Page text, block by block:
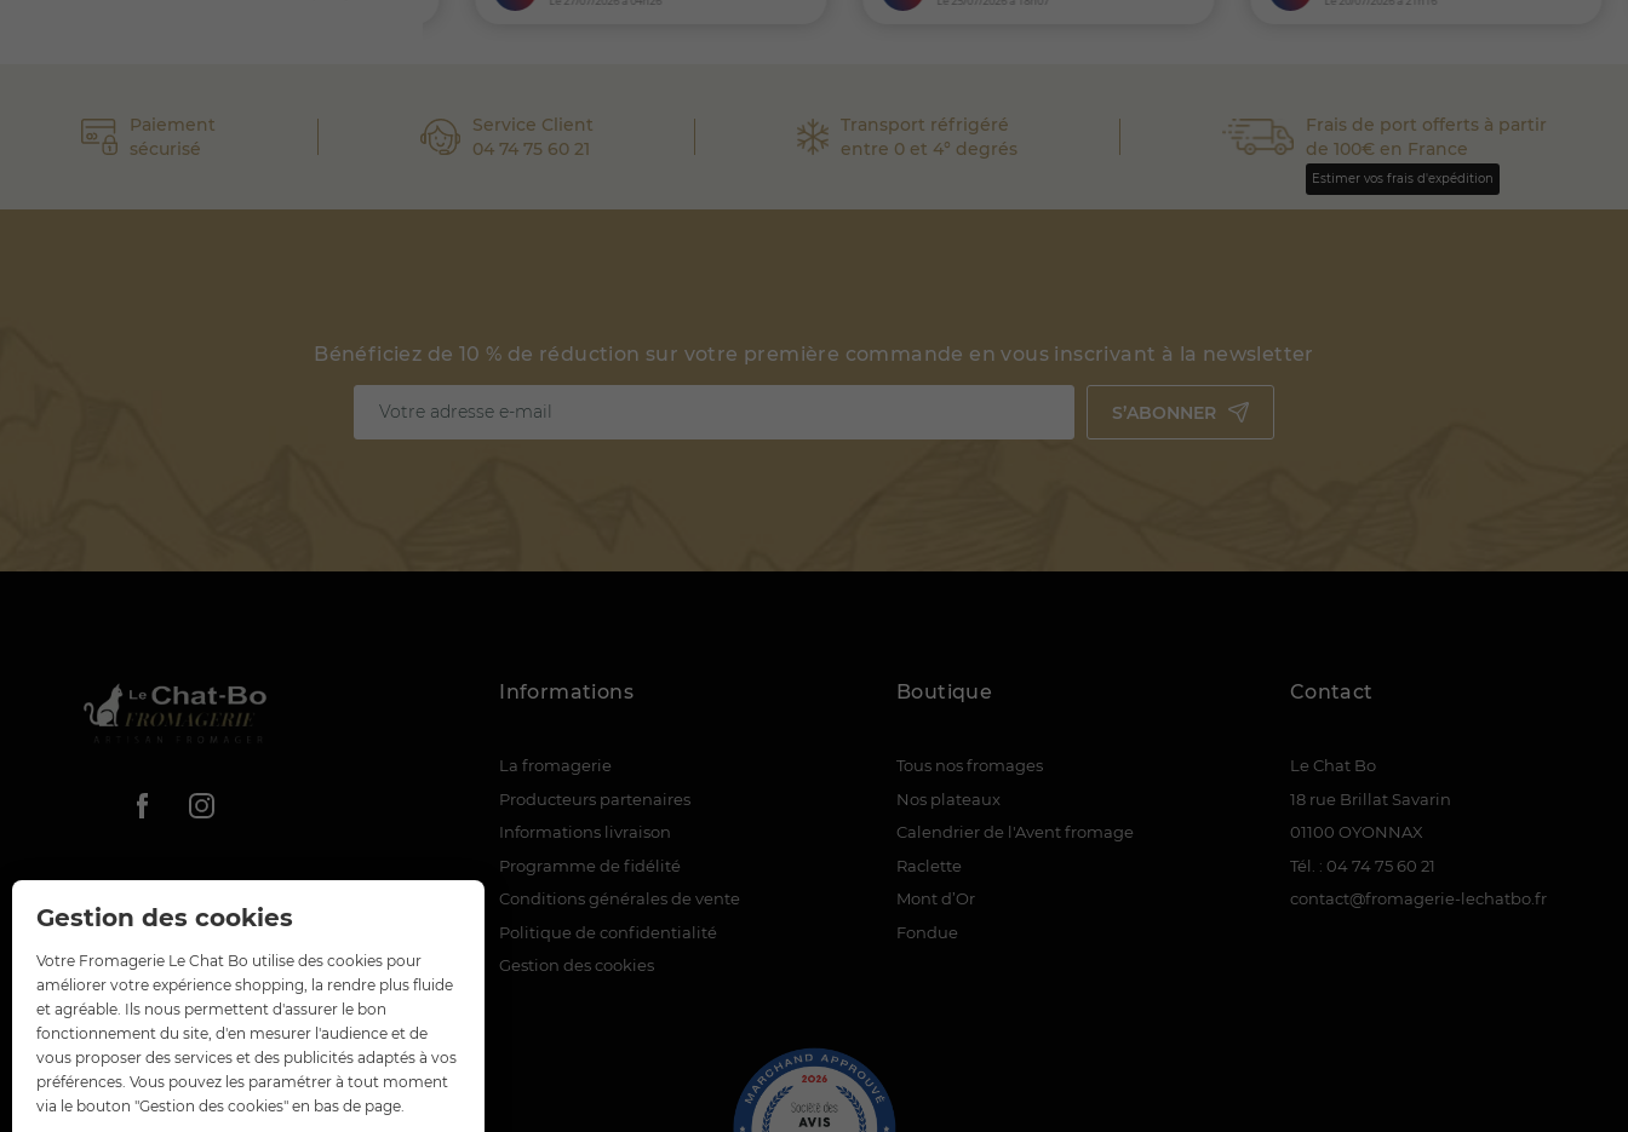
Gestion des cookies
Votre Fromagerie Le Chat Bo utilise des cookies pour
améliorer votre expérience shopping, la rendre plus fluide
et agréable. Ils nous permettent d'assurer le bon
fonctionnement du site, d'en mesurer l'audience et de
vous proposer des services et des publicités adaptés à vos
préférences. Vous pouvez les paramétrer à tout moment
via le bouton "Gestion des cookies" en bas de page.
Paiement
sécurisé
Service Client
04 74 75 60 21
Transport réfrigéré
entre 0 et 4° degrés
Frais de port offerts à partir
de 100€ en France
Estimer vos frais d'expédition
Bénéficiez de 10 % de réduction sur votre première commande en vous inscrivant à la newsletter
S’ABONNER
Informations
La fromagerie
Producteurs partenaires
Informations livraison
Programme de fidélité
Conditions générales de vente
Politique de confidentialité
Gestion des cookies
Boutique
Tous nos fromages
Nos plateaux
Calendrier de l'Avent fromage
Raclette
Mont d’Or
Fondue
Contact
Le Chat Bo
18 rue Brillat Savarin
01100 OYONNAX
Tél. : 04 74 75 60 21
contact@fromagerie-lechatbo.fr